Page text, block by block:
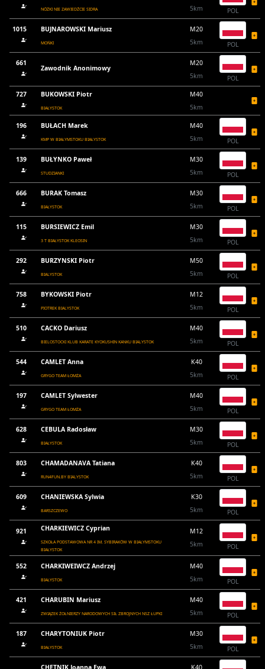
NÓŻKI NIE ZAWIEDŹCIE SIDRA
5km
POL
1015 BUJNAROWSKI Mariusz
MOŃKI
M20
5km
POL
661
Zawodnik Anonimowy
M20
5km
POL
727
BUKOWSKI Piotr
BIAŁYSTOK
M40
5km
196 BUŁACH Marek
KMP W BIAŁYMSTOKU BIAŁYSTOK
M40
5km
POL
139 BUŁYNKO Paweł
STUDZIANKI
M30
5km
POL
666 BURAK Tomasz
BIAŁYSTOK
M30
5km
POL
115 BURSIEWICZ Emil
3 T BIAŁYSTOK KLEOSIN
M30
5km
POL
292 BURZYNSKI Piotr
BIALYSTOK
M50
5km
POL
758 BYKOWSKI Piotr
PIOTREK BIALYSTOK
M12
5km
POL
510 CACKO Dariusz
BIELOSTOCKI KLUB KARATE KYOKUSHIN KANKU BIALYSTOK
M40
5km
POL
544 CAMLET Anna
GRYGO TEAM ŁOMŻA
K40
5km
POL
197 CAMLET Sylwester
GRYGO TEAM ŁOMŻA
M40
5km
POL
628 CEBULA Radosław
BIAŁYSTOK
M30
5km
POL
803 CHAMADANAVA Tatiana
RUN4FUN.BY BIALYSTOK
K40
5km
POL
609 CHANIEWSKA Sylwia
BARSZCZEWO
K30
5km
POL
921 CHARKIEWICZ Cyprian
SZKOŁA PODSTAWOWA NR 4 IM. SYBIRAKÓW W BIAŁYMSTOKU
BIAŁYSTOK
M12
5km
POL
552 CHARKIWEIWCZ Andrzej
BIAŁYSTOK
M40
5km
POL
421 CHARUBIN Mariusz
ZWIĄZEK ŻOŁNIERZY NARODOWYCH SIŁ ZBROJNYCH NSZ ŁUPKI
M40
5km
POL
187 CHARYTONIUK Piotr
BIAŁYSTOK
M30
5km
POL
CHĘTNIK Joanna Ewa K40